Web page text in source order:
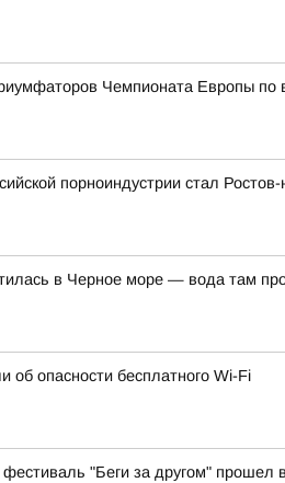
Чемпионата Европы по
порноиндустрии стал
в Черное море — вода там
опасности бесплатного Wi-Fi
"Беги за другом" прошел